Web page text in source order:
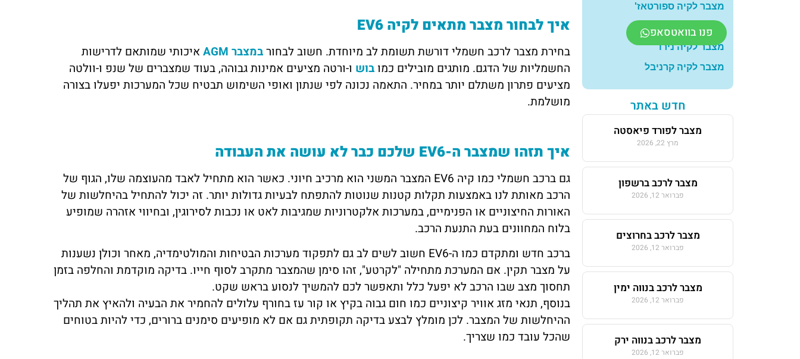
מצבר לקיה ספורטאז'
מצבר לקיה סיד
מצבר לקיה נירו
מצבר לקיה קרניבל
חדש באתר
מצבר לפורד פיאסטה
מרץ 22, 2026
מצבר לרכב ברשפון
פברואר 12, 2026
מצבר לרכב בחרוצים
פברואר 12, 2026
מצבר לרכב בנווה ימין
פברואר 12, 2026
מצבר לרכב בנווה ירק
פברואר 12, 2026
איך לבחור מצבר מתאים לקיה EV6
בחירת מצבר לרכב חשמלי דורשת תשומת לב מיוחדת. חשוב לבחורבמצבר AGM
איכותי שמותאם לדרישות
החשמליות של הדגם. מותגים מובילים כמו בוש ו-ורטה מציעים אמינות גבוהה, בעוד שמצברים של שנפ ו-וולטה
מציעים פתרון משתלם יותר במחיר. התאמה נכונה לפי שנתון ואופי השימוש תבטיח שכל המערכות יפעלו בצורה
מושלמת.
איך תזהו שמצבר ה-EV6 שלכם כבר לא עושה את העבודה
גם ברכב חשמלי כמו קיה EV6 המצבר המשני הוא מרכיב חיוני. כאשר הוא מתחיל לאבד מהעוצמה שלו, הגוף של
הרכב מאותת לנו באמצעות תקלות קטנות שנוטות להתפתח לבעיות גדולות יותר. זה יכול להתחיל בהיחלשות של
האורות החיצוניים או הפנימיים, במערכות אלקטרוניות שמגיבות לאט או נכבות לסירוגין, ובחיווי אזהרה שמופיע
בלוח המחוונים בעת התנעת הרכב.
ברכב חדש ומתקדם כמו ה-EV6 חשוב לשים לב גם לתפקוד מערכות הבטיחות והמולטימדיה, מאחר וכולן נשענות
על מצבר תקין. אם המערכת מתחילה "לקרטע", זהו סימן שהמצבר מתקרב לסוף חייו. בדיקה מוקדמת והחלפה בזמן
תחסוך מצב שבו הרכב לא יפעל כלל ותאפשר לכם להמשיך לנסוע בראש שקט.
בנוסף, תנאי מזג אוויר קיצוניים כמו חום גבוה בקיץ או קור עז בחורף עלולים להחמיר את הבעיה ולהאיץ את תהליך
ההיחלשות של המצבר. לכן מומלץ לבצע בדיקה תקופתית גם אם לא מופיעים סימנים ברורים, כדי להיות בטוחים
שהכל עובד כמו שצריך.
פנו בוואטסאפ